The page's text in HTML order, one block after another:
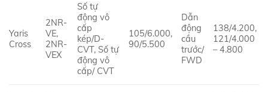
Yaris
Cross
2NR-
VE,
2NR-
VEX
Số tự
động vô
cấp
kép/D-
CVT, Số tự
động vô
cấp/ CVT
105/6.000,
90/5.500
Dẫn
động
cầu
trước/
FWD
138/4.200,
121/4.000
– 4.800